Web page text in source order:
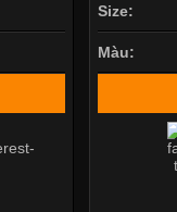
Size:
Màu: